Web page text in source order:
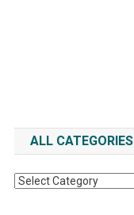
ALL CATEGORIES
All